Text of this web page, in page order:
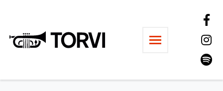
Ravintola Torvi